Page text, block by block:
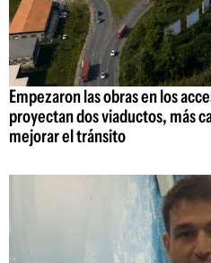
Empezaron las obras en los
proyectan dos viaductos, más
mejorar el tránsito